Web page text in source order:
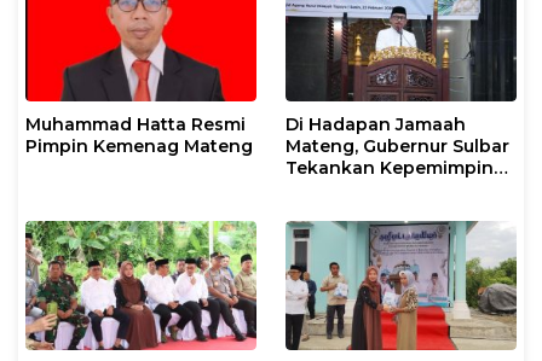
Muhammad Hatta Resmi
Pimpin Kemenag Mateng
Di Hadapan Jamaah
Mateng, Gubernur Sulbar
Tekankan Kepemimpinan